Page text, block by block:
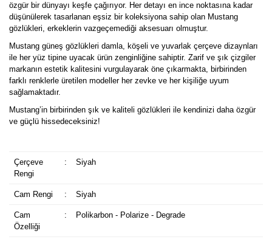
özgür bir dünyayı keşfe çağırıyor. Her detayı en ince noktasına kadar
düşünülerek tasarlanan eşsiz bir koleksiyona sahip olan Mustang
gözlükleri, erkeklerin vazgeçemediği aksesuarı olmuştur.
Mustang güneş gözlükleri damla, köşeli ve yuvarlak çerçeve dizaynları
ile her yüz tipine uyacak ürün zenginliğine sahiptir. Zarif ve şık çizgiler
markanın estetik kalitesini vurgulayarak öne çıkarmakta, birbirinden
farklı renklerle üretilen modeller her zevke ve her kişiliğe uyum
sağlamaktadır.
Mustang’in birbirinden şık ve kaliteli gözlükleri ile kendinizi daha özgür
ve güçlü hissedeceksiniz!
Çerçeve
Rengi
: Siyah
Cam Rengi : Siyah
Cam
Özelliği
: Polikarbon - Polarize - Degrade